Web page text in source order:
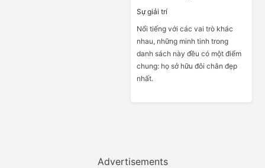
Sự giải trí
Nổi tiếng với các vai trò khác
nhau, những minh tinh trong
danh sách này đều có một điểm
chung: họ sở hữu đôi chân đẹp
nhất.
Advertisements